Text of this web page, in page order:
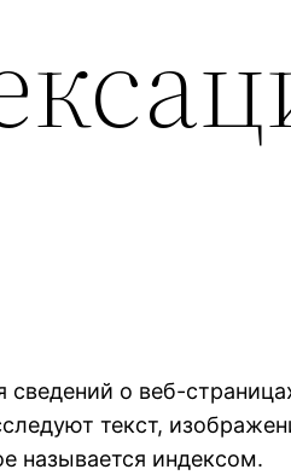
о веб-
текст,
называется индексом.